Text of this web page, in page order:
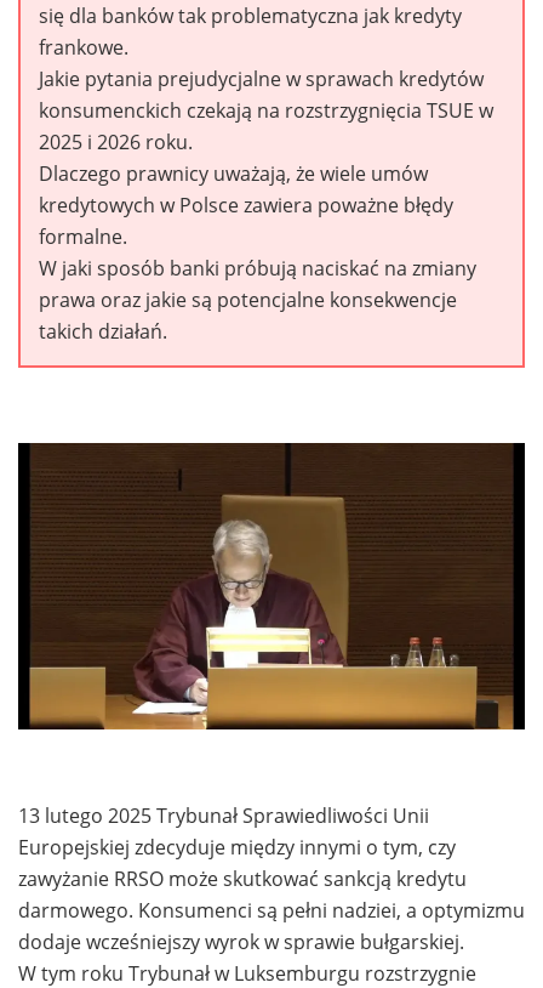
się dla banków tak problematyczna jak kredyty
frankowe.
Jakie pytania prejudycjalne w sprawach kredytów
konsumenckich czekają na rozstrzygnięcia TSUE w
2025 i 2026 roku.
Dlaczego prawnicy uważają, że wiele umów
kredytowych w Polsce zawiera poważne błędy
formalne.
W jaki sposób banki próbują naciskać na zmiany
prawa oraz jakie są potencjalne konsekwencje
takich działań.
13 lutego 2025 Trybunał Sprawiedliwości Unii
Europejskiej zdecyduje między innymi o tym, czy
zawyżanie RRSO może skutkować sankcją kredytu
darmowego. Konsumenci są pełni nadziei, a optymizmu
dodaje wcześniejszy wyrok w sprawie bułgarskiej.
W tym roku Trybunał w Luksemburgu rozstrzygnie